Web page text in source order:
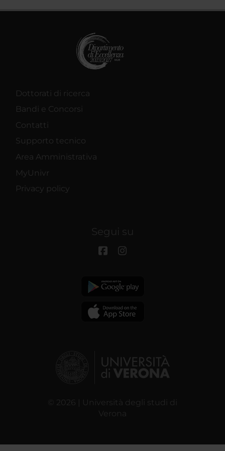
Dottorati di ricerca
Bandi e Concorsi
Contatti
Supporto tecnico
Area Amministrativa
MyUnivr
Privacy policy
Segui su
© 2026 | Università degli studi di
Verona